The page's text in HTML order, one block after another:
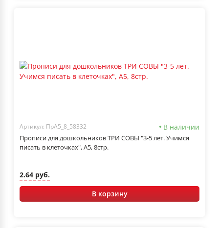
Артикул: ПрА5_8_58332 В наличии
Прописи для дошкольников ТРИ СОВЫ "3-5 лет. Учимся
писать в клеточках", А5, 8стр.
2.64 руб.
В корзину